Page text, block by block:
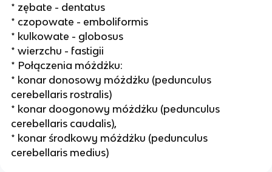
* zębate - dentatus
* czopowate - emboliformis
* kulkowate - globosus
* wierzchu - fastigii
* Połączenia móżdżku:
* konar donosowy móżdżku (pedunculus
cerebellaris rostralis)
* konar doogonowy móżdżku (pedunculus
cerebellaris caudalis),
* konar środkowy móżdżku (pedunculus
cerebellaris medius)